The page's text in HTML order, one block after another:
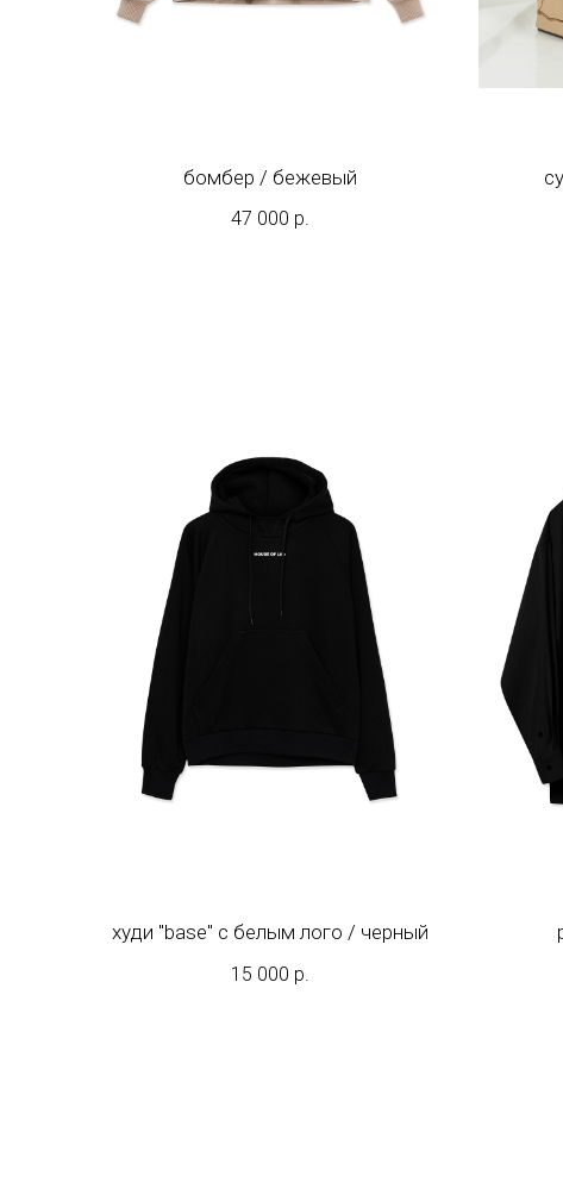
бомбер / бежевый
47 000 р.
худи "base" с белым лого / черный
15 000 р.